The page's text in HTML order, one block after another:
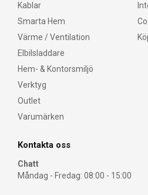
Kablar
Smarta Hem
Värme / Ventilation
Elbilsladdare
Hem- & Kontorsmiljö
Verktyg
Outlet
Varumärken
Kontakta oss
Chatt
Måndag - Fredag: 08:00 - 15:00